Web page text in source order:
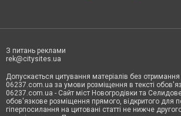
З питань реклами
rek@citysites.ua
Допускається цитування матеріалів без
06237.com.ua за умови розміщення в тексті
06237.com.ua - Сайт міст Новогродівки та
обов'язкове розміщення прямого, відкритого для
гіперпосилання на цитовані статті не нижче